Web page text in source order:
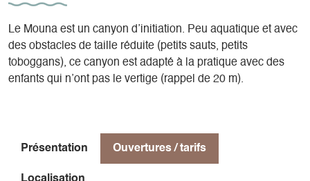
Le Mouna est un canyon d’initiation. Peu aquatique et avec
des obstacles de taille réduite (petits sauts, petits
toboggans), ce canyon est adapté à la pratique avec des
enfants qui n’ont pas le vertige (rappel de 20 m).
Présentation Ouvertures / tarifs